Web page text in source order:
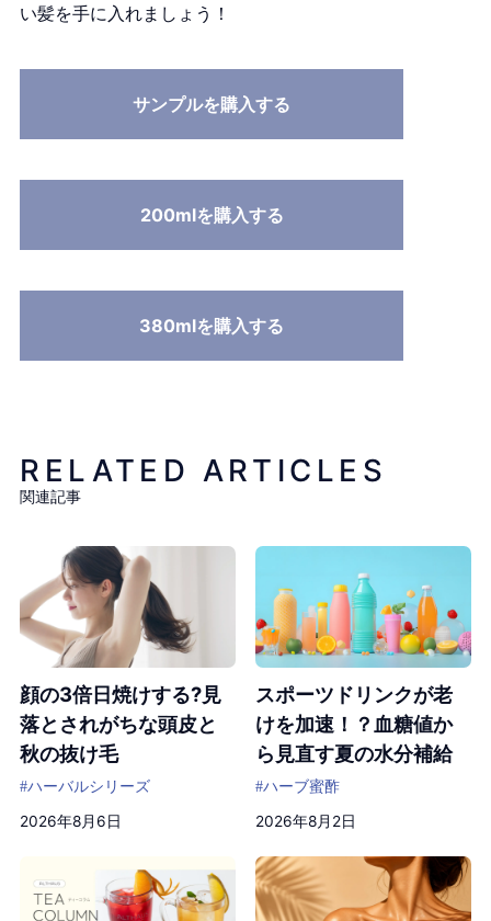
い髪を手に入れましょう！
サンプルを購入する
200mlを購入する
380mlを購入する
RELATED ARTICLES
関連記事
顔の3倍日焼けする?見
落とされがちな頭皮と
秋の抜け毛
#ハーバルシリーズ
2026年8月6日
スポーツドリンクが老
けを加速！？血糖値か
ら見直す夏の水分補給
#ハーブ蜜酢
2026年8月2日